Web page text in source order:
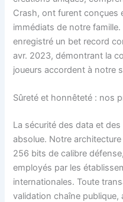
Crash, ont furent conçues
immédiats de notre
enregistré un bet record
avr. 2023, démontrant la
joueurs accordent à notre
Sûreté et honnêteté : nos
La sécurité des data et
absolue. Notre architecture
256 bits de calibre
employés par les
internationales. Toute
validation chaîne publique,